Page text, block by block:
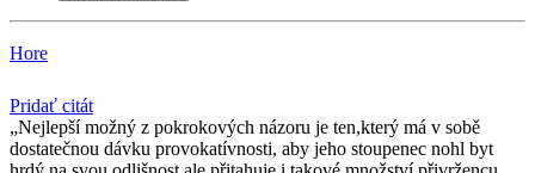
Hore
Pridať citát
Nejlepší možný z pokrokových názoru je ten,který má v sobě
dostatečnou dávku provokatívnosti, aby jeho stoupenec nohl byt